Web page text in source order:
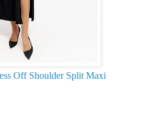
Off Shoulder Split Maxi